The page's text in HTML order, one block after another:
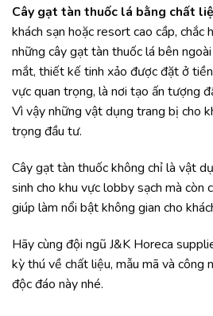
Cây gạt tàn thuốc lá bằng chất
khách sạn hoặc resort cao cầp, chắc
những cây gạt tàn thuốc lá bên
mắt, thiết kế tinh xảo được đặt ở
vực quan trọng, là nơi tạo ấn tượng
Vì vậy những vật dụng trang bị cho
trọng đầu tư.
Cây gạt tàn thuốc không chỉ là vật
sinh cho khu vực lobby sạch mà còn
giúp làm nổi bật không gian cho
Hãy cùng đội ngũ J&K Horeca
kỳ thú về chất liệu, mẫu mã và công
độc đáo này nhé.